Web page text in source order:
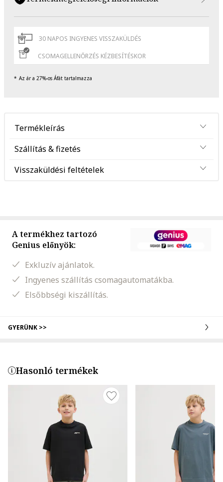
30 NAPOS INGYENES VISSZAKÜLDÉS
CSOMAGELLENŐRZÉS KÉZBESÍTÉSKOR
Az ár a 27%-os Áfát tartalmazza
Termékleírás
Szállítás & fizetés
Visszaküldési feltételek
A termékhez tartozó
Genius előnyök:
Exkluzív ajánlatok.
Ingyenes szállítás csomagautomatákba.
Elsőbbségi kiszállítás.
GYERÜNK >>
Hasonló termékek